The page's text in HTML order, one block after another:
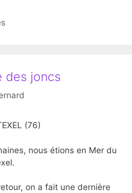
des joncs
(76)
nous étions en Mer du
on a fait une dernière